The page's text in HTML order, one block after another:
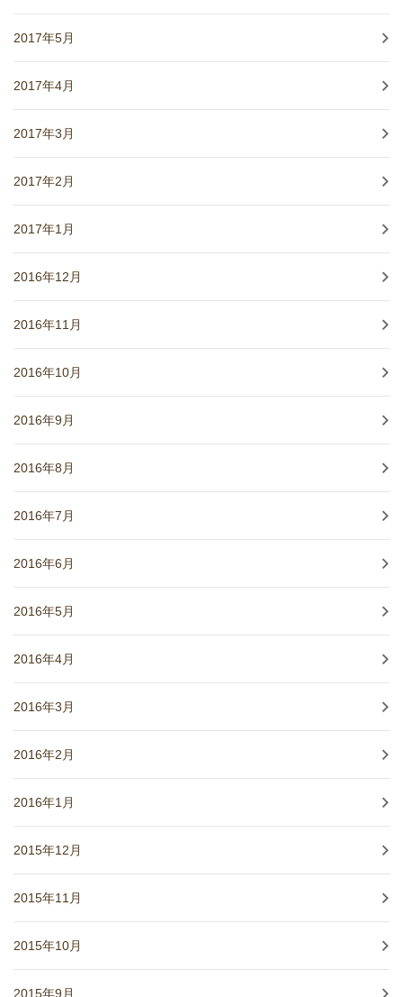
2017年5月
2017年4月
2017年3月
2017年2月
2017年1月
2016年12月
2016年11月
2016年10月
2016年9月
2016年8月
2016年7月
2016年6月
2016年5月
2016年4月
2016年3月
2016年2月
2016年1月
2015年12月
2015年11月
2015年10月
2015年9月